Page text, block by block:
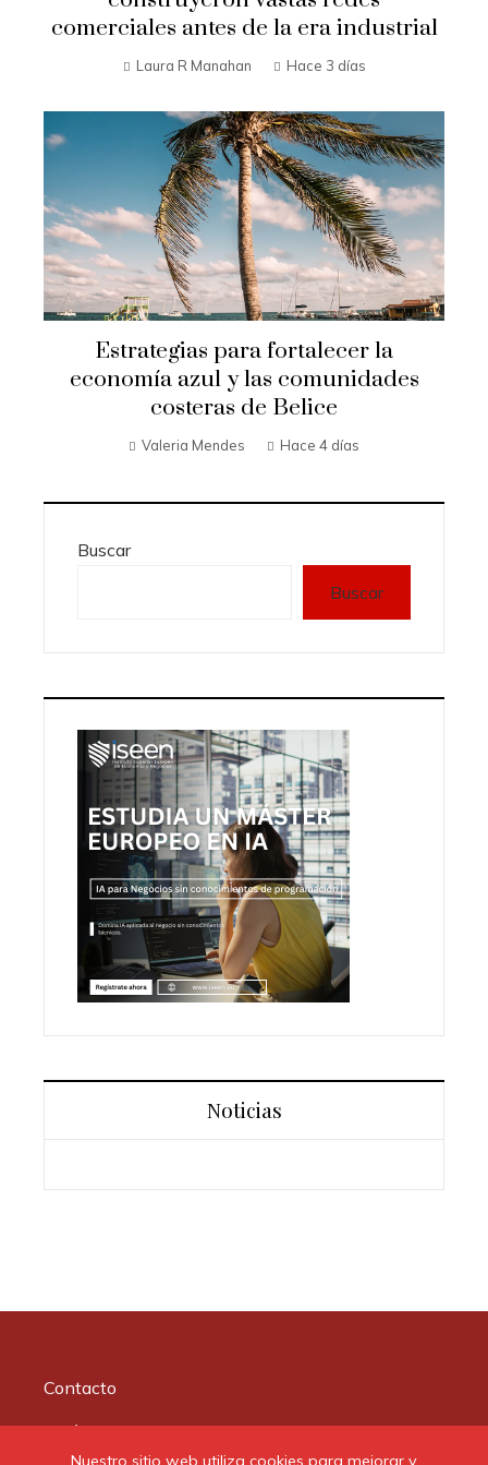
Nuestro sitio web utiliza cookies para mejorar y
comerciales antes de la era industrial
Laura R Manahan Hace 3 días
Estrategias para fortalecer la
economía azul y las comunidades
costeras de Belice
Valeria Mendes Hace 4 días
Buscar
Buscar
Noticias
Contacto
Quiénes somos